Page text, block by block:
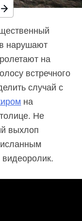
нарушают
на
встречного
случай с
на
Не
выхлоп